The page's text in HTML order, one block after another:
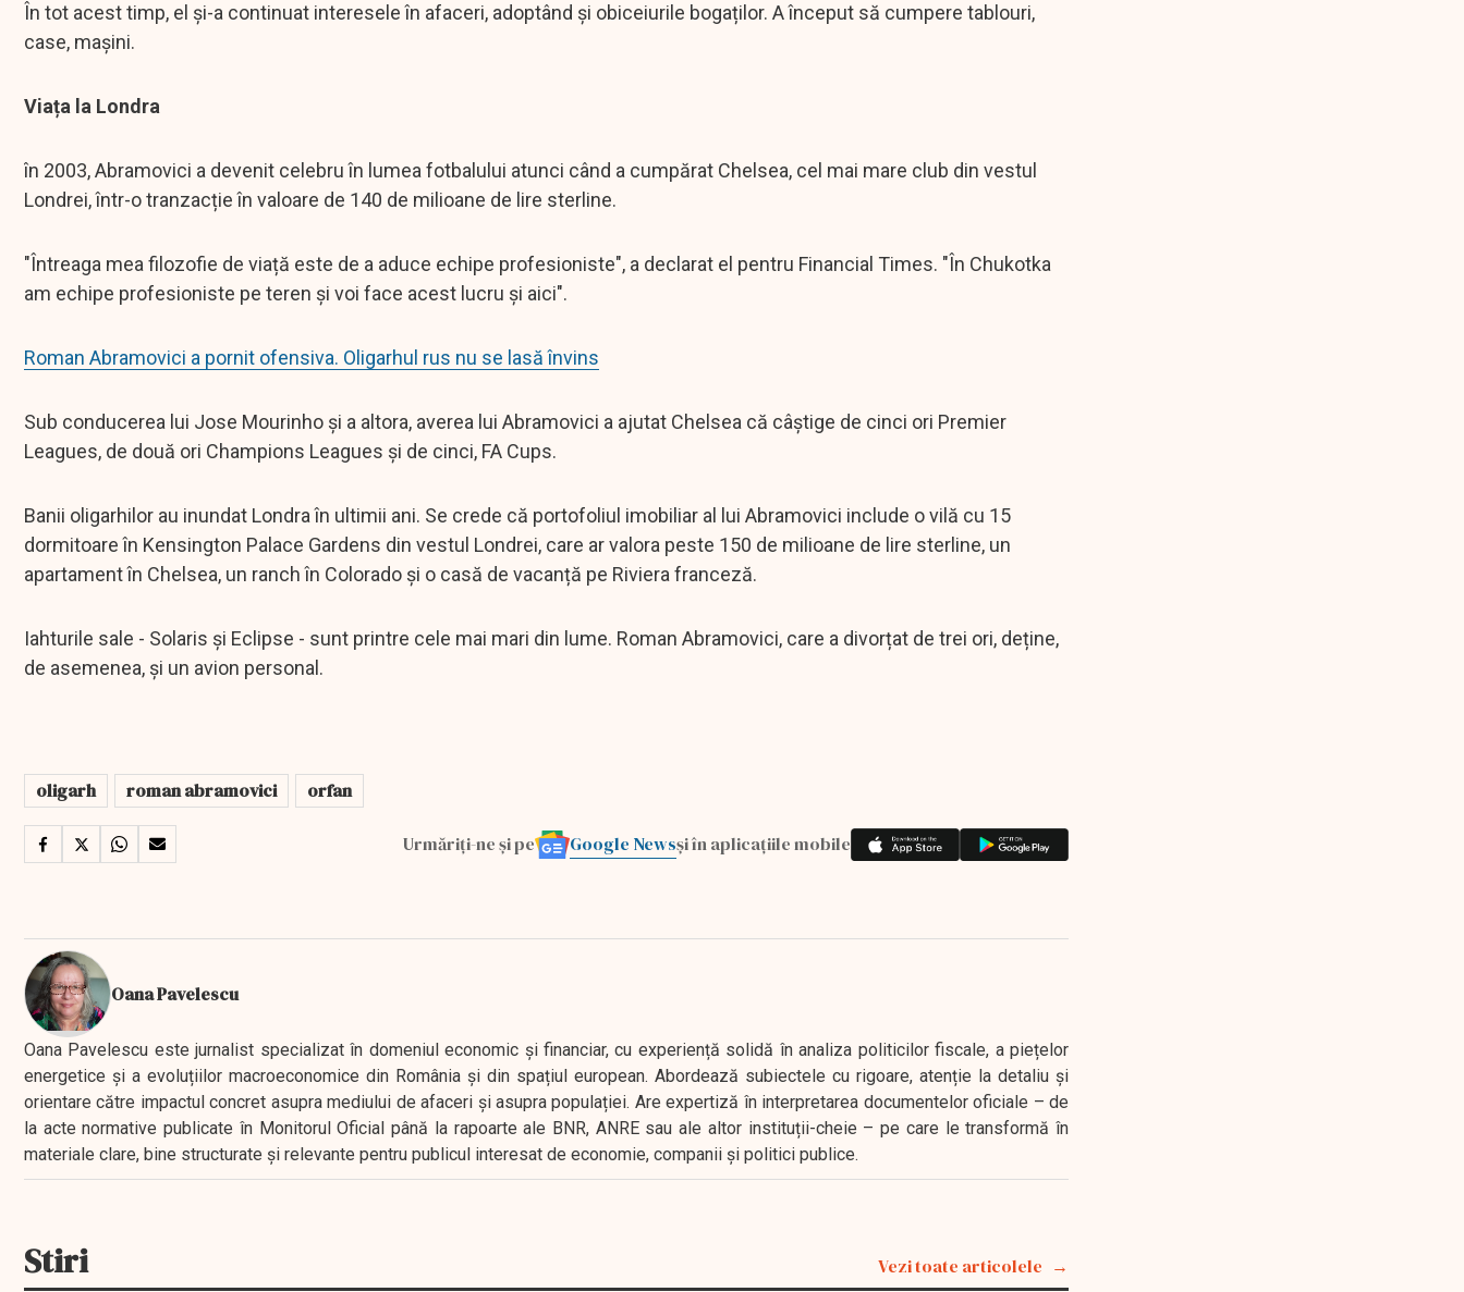
În tot acest timp, el și-a continuat interesele în afaceri, adoptând și obiceiurile bogaților. A început să cumpere tablouri,
case, mașini.
Viața la Londra
în 2003, Abramovici a devenit celebru în lumea fotbalului atunci când a cumpărat Chelsea, cel mai mare club din vestul
Londrei, într-o tranzacție în valoare de 140 de milioane de lire sterline.
"Întreaga mea filozofie de viață este de a aduce echipe profesioniste", a declarat el pentru Financial Times. "În Chukotka
am echipe profesioniste pe teren și voi face acest lucru și aici".
Roman Abramovici a pornit ofensiva. Oligarhul rus nu se lasă învins
Sub conducerea lui Jose Mourinho și a altora, averea lui Abramovici a ajutat Chelsea că câștige de cinci ori Premier
Leagues, de două ori Champions Leagues și de cinci, FA Cups.
Banii oligarhilor au inundat Londra în ultimii ani. Se crede că portofoliul imobiliar al lui Abramovici include o vilă cu 15
dormitoare în Kensington Palace Gardens din vestul Londrei, care ar valora peste 150 de milioane de lire sterline, un
apartament în Chelsea, un ranch în Colorado și o casă de vacanță pe Riviera franceză.
Iahturile sale - Solaris și Eclipse - sunt printre cele mai mari din lume. Roman Abramovici, care a divorțat de trei ori, deține,
de asemenea, și un avion personal.
oligarh roman abramovici orfan
Urmăriți-ne și pe Google Newsși în aplicațiile mobile
Oana Pavelescu
Oana Pavelescu este jurnalist specializat în domeniul economic și financiar, cu experiență solidă în analiza politicilor fiscale, a piețelor
energetice și a evoluțiilor macroeconomice din România și din spațiul european. Abordează subiectele cu rigoare, atenție la detaliu și
orientare către impactul concret asupra mediului de afaceri și asupra populației. Are expertiză în interpretarea documentelor oficiale – de
la acte normative publicate în Monitorul Oficial până la rapoarte ale BNR, ANRE sau ale altor instituții-cheie – pe care le transformă în
materiale clare, bine structurate și relevante pentru publicul interesat de economie, companii și politici publice.
Stiri Vezi toate articolele